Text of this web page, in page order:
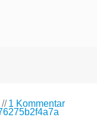
// 1 Kommentar